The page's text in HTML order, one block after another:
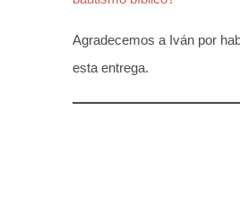
Agradecemos a Iván por
esta entrega.